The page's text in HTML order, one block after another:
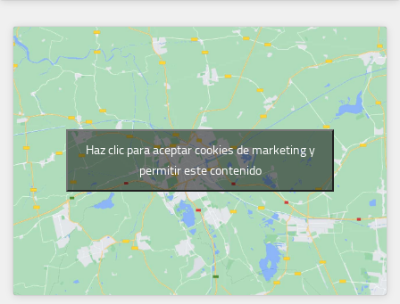
Haz clic para aceptar cookies de marketing y
permitir este contenido